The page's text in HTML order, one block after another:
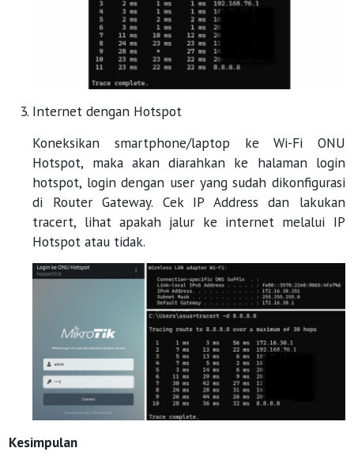
Internet dengan Hotspot
Koneksikan smartphone/laptop ke Wi-Fi ONU
Hotspot, maka akan diarahkan ke halaman login
hotspot, login dengan user yang sudah dikonfigurasi
di Router Gateway. Cek IP Address dan lakukan
tracert, lihat apakah jalur ke internet melalui IP
Hotspot atau tidak.
Kesimpulan